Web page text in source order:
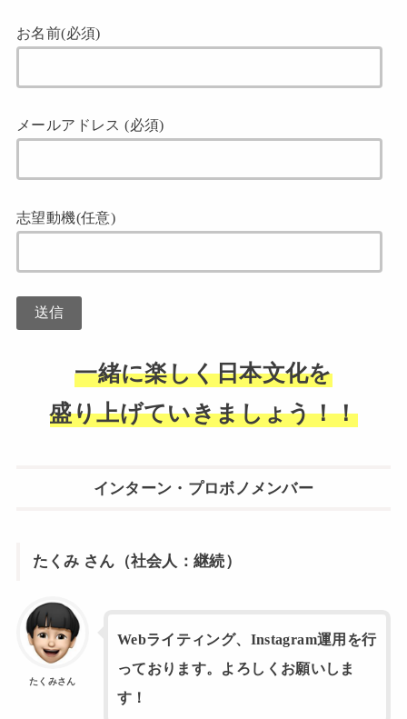
お名前(必須)
メールアドレス (必須)
志望動機(任意)
一緒に楽しく日本文化を
盛り上げていきましょう！！
インターン・プロボノメンバー
たくみ さん（社会人：継続）
たくみさん
Webライティング、Instagram運用を行
っております。よろしくお願いしま
す！